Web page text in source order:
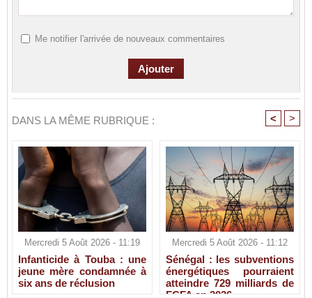
Me notifier l'arrivée de nouveaux commentaires
DANS LA MÊME RUBRIQUE : < >
Mercredi 5 Août 2026 - 11:19
Infanticide à Touba : une
jeune mère condamnée à
six ans de réclusion
Mercredi 5 Août 2026 - 11:12
Sénégal : les subventions
énergétiques pourraient
atteindre 729 milliards de
FCFA en 2026